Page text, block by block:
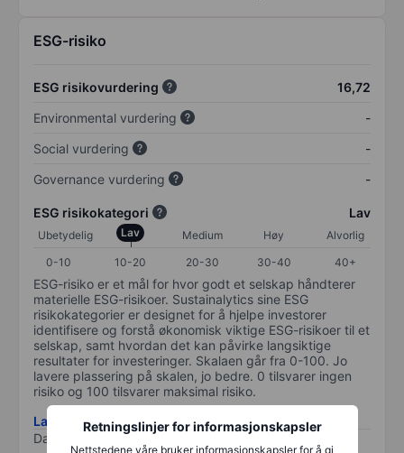
Retningslinjer for informasjonskapsler
Nettstedene våre bruker informasjonskapsler for å gi
ESG-risiko
ESG risikovurdering
16,72
Environmental vurdering
-
Social vurdering
-
Governance vurdering
-
ESG risikokategori Lav
Ubetydelig Lav Medium Høy
Alvorlig
0-10
10-20 20-30 30-40 40+
ESG-risiko er et mål for hvor godt et selskap håndterer
materielle ESG-risikoer. Sustainalytics sine ESG
risikokategorier er designet for å hjelpe investorer
identifisere og forstå økonomisk viktige ESG-risikoer til et
selskap, samt hvordan det kan påvirke langsiktige
resultater for investeringer. Skalaen går fra 0-100. Jo
lavere plassering på skalen, jo bedre. 0 tilsvarer ingen
risiko og 100 tilsvarer maksimal risiko.
Last ned metodikk for ESG-risiko
Data levert av